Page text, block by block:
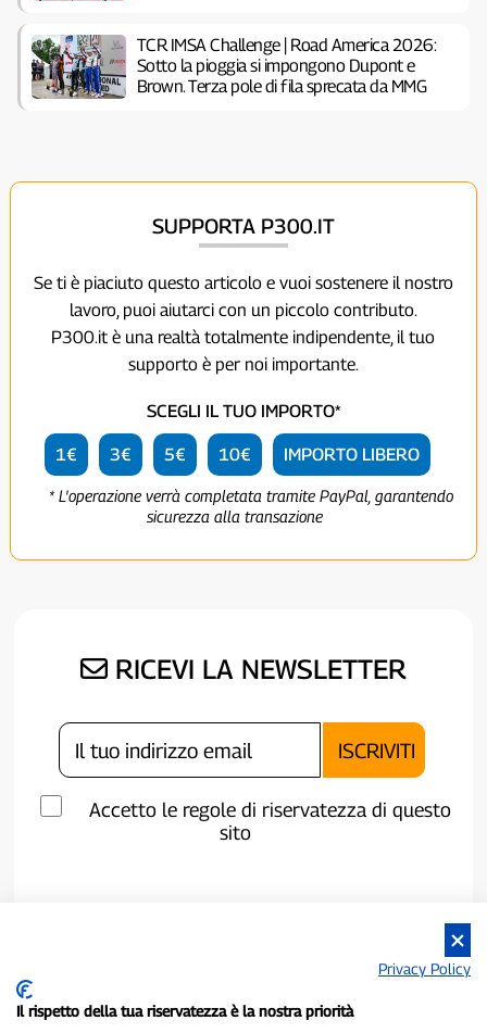
TCR IMSA Challenge | Road America 2026:
Sotto la pioggia si impongono Dupont e
Brown. Terza pole di fila sprecata da MMG
SUPPORTA P300.IT
Se ti è piaciuto questo articolo e vuoi sostenere il nostro
lavoro, puoi aiutarci con un piccolo contributo.
P300.it è una realtà totalmente indipendente, il tuo
supporto è per noi importante.
SCEGLI IL TUO IMPORTO*
1€ 3€ 5€ 10€ IMPORTO LIBERO
* L'operazione verrà completata tramite PayPal, garantendo
sicurezza alla transazione
RICEVI LA NEWSLETTER
Accetto le regole di riservatezza di questo
sito
Privacy Policy
Il rispetto della tua riservatezza è la nostra priorità